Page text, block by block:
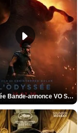
L'Odyssée Bande-annonce VO STFR